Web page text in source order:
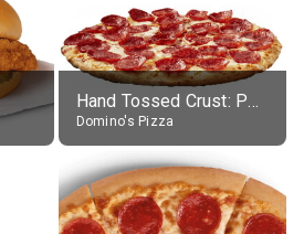
Hand Tossed Crust: Pepperoni Pizza (Large 14")
Domino's Pizza